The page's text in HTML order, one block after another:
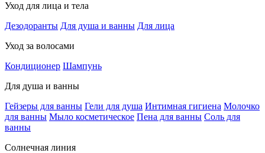
Уход для лица и тела
Дезодоранты Для душа и ванны Для лица
Уход за волосами
Кондиционер Шампунь
Для душа и ванны
Гейзеры для ванны Гели для душа Интимная гигиена Молочко
для ванны Мыло косметическое Пена для ванны Соль для
ванны
Солнечная линия